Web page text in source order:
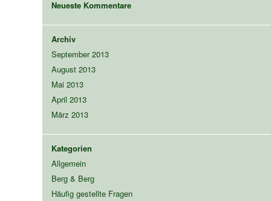
Neueste Kommentare
Archiv
September 2013
August 2013
Mai 2013
April 2013
März 2013
Kategorien
Allgemein
Berg & Berg
Häufig gestellte Fragen